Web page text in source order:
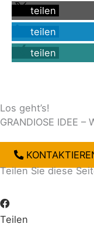
teilen
teilen
teilen
Los geht’s!
GRANDIOSE IDEE –
Teilen Sie diese
Teilen